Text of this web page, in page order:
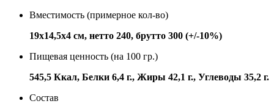
Вместимость (примерное кол-во)
19х14,5х4 см, нетто 240, брутто 300 (+/-10%)
Пищевая ценность (на 100 гр.)
545,5 Ккал, Белки 6,4 г., Жиры 42,1 г., Углеводы 35,2 г.
Состав